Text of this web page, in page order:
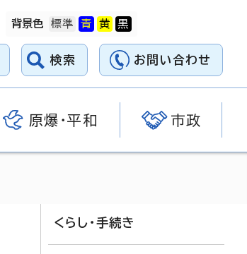
背景色
検索 お問い合わせ
原爆・平和 市政
くらし・手続き